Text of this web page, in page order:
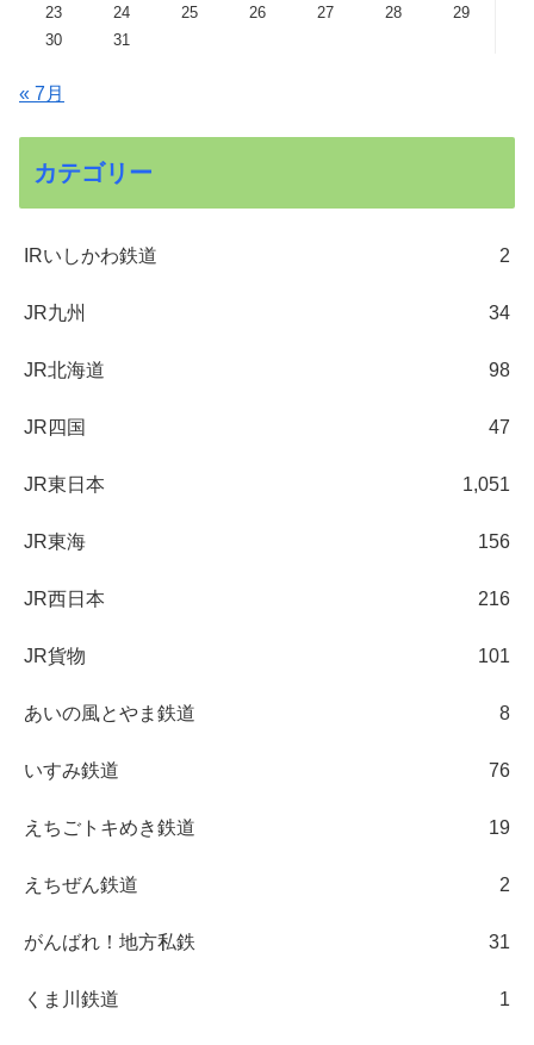
23
24 25 26 27 28
29
30
31
« 7月
カテゴリー
IRいしかわ鉄道 2
JR九州 34
JR北海道 98
JR四国 47
JR東日本 1,051
JR東海 156
JR西日本 216
JR貨物 101
あいの風とやま鉄道 8
いすみ鉄道 76
えちごトキめき鉄道 19
えちぜん鉄道 2
がんばれ！地方私鉄 31
くま川鉄道 1